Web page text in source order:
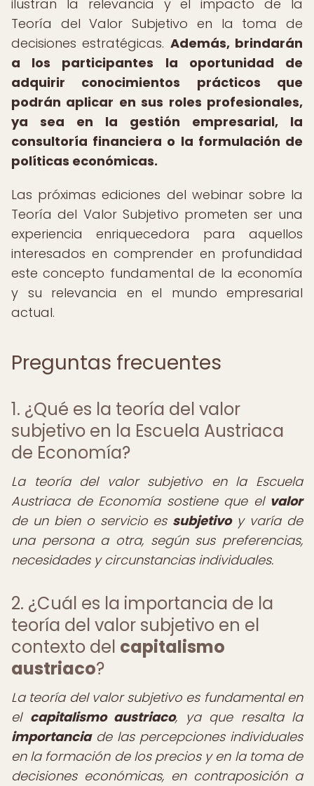
ilustran la relevancia y el impacto de la
Teoría del Valor Subjetivo en la toma de
decisiones estratégicas. Además, brindarán
a los participantes la oportunidad de
adquirir conocimientos prácticos que
podrán aplicar en sus roles profesionales,
ya sea en la gestión empresarial, la
consultoría financiera o la formulación de
políticas económicas.
Las próximas ediciones del webinar sobre la
Teoría del Valor Subjetivo prometen ser una
experiencia enriquecedora para aquellos
interesados en comprender en profundidad
este concepto fundamental de la economía
y su relevancia en el mundo empresarial
actual.
Preguntas frecuentes
1. ¿Qué es la teoría del valor
subjetivo en la Escuela Austriaca
de Economía?
La teoría del valor subjetivo en la Escuela
Austriaca de Economía sostiene que el valor
de un bien o servicio es subjetivoy varía de
una persona a otra, según sus preferencias,
necesidades y circunstancias individuales.
2. ¿Cuál es la importancia de la
teoría del valor subjetivo en el
contexto del capitalismo
austriaco?
La teoría del valor subjetivo es fundamental en
el capitalismo austriaco, ya que resalta la
importanciade las percepciones individuales
en la formación de los precios y en la toma de
decisiones económicas, en contraposición a